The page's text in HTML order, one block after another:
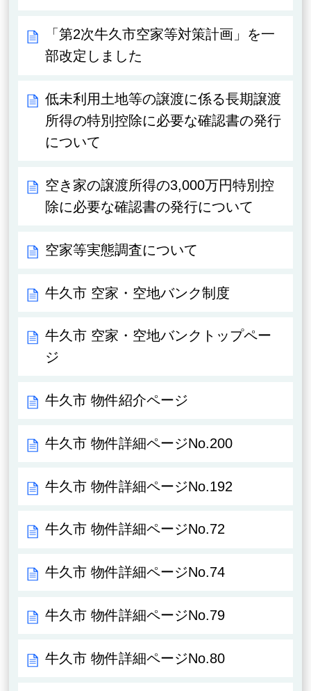
「第2次牛久市空家等対策計画」を一
部改定しました
低未利用土地等の譲渡に係る長期譲渡
所得の特別控除に必要な確認書の発行
について
空き家の譲渡所得の3,000万円特別控
除に必要な確認書の発行について
空家等実態調査について
牛久市 空家・空地バンク制度
牛久市 空家・空地バンクトップペー
ジ
牛久市 物件紹介ページ
牛久市 物件詳細ページNo.200
牛久市 物件詳細ページNo.192
牛久市 物件詳細ページNo.72
牛久市 物件詳細ページNo.74
牛久市 物件詳細ページNo.79
牛久市 物件詳細ページNo.80